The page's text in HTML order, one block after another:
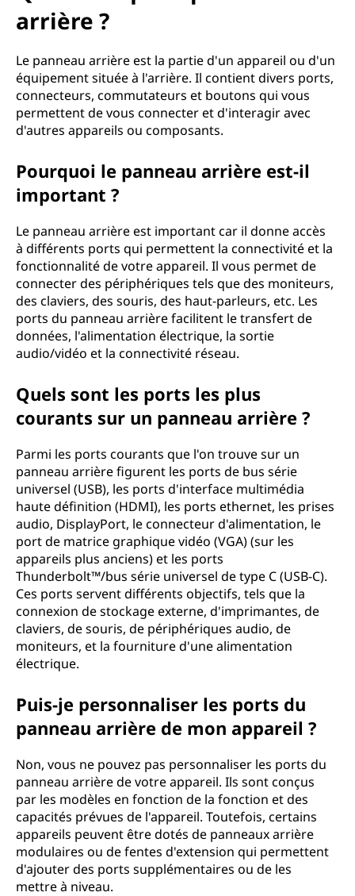
arrière ?
Le panneau arrière est la partie d'un appareil ou d'un
équipement située à l'arrière. Il contient divers ports,
connecteurs, commutateurs et boutons qui vous
permettent de vous connecter et d'interagir avec
d'autres appareils ou composants.
Pourquoi le panneau arrière est-il
important ?
Le panneau arrière est important car il donne accès
à différents ports qui permettent la connectivité et la
fonctionnalité de votre appareil. Il vous permet de
connecter des périphériques tels que des moniteurs,
des claviers, des souris, des haut-parleurs, etc. Les
ports du panneau arrière facilitent le transfert de
données, l'alimentation électrique, la sortie
audio/vidéo et la connectivité réseau.
Quels sont les ports les plus
courants sur un panneau arrière ?
Parmi les ports courants que l'on trouve sur un
panneau arrière figurent les ports de bus série
universel (USB), les ports d'interface multimédia
haute définition (HDMI), les ports ethernet, les prises
audio, DisplayPort, le connecteur d'alimentation, le
port de matrice graphique vidéo (VGA) (sur les
appareils plus anciens) et les ports
Thunderbolt™/bus série universel de type C (USB-C).
Ces ports servent différents objectifs, tels que la
connexion de stockage externe, d'imprimantes, de
claviers, de souris, de périphériques audio, de
moniteurs, et la fourniture d'une alimentation
électrique.
Puis-je personnaliser les ports du
panneau arrière de mon appareil ?
Non, vous ne pouvez pas personnaliser les ports du
panneau arrière de votre appareil. Ils sont conçus
par les modèles en fonction de la fonction et des
capacités prévues de l'appareil. Toutefois, certains
appareils peuvent être dotés de panneaux arrière
modulaires ou de fentes d'extension qui permettent
d'ajouter des ports supplémentaires ou de les
mettre à niveau.